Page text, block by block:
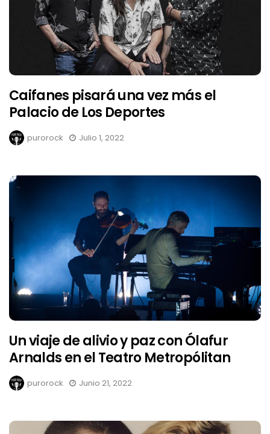
Caifanes pisará una vez más el
Palacio de Los Deportes
purorock Julio 1, 2022
Un viaje de alivio y paz con Ólafur
Arnalds en el Teatro Metropólitan
purorock Junio 21, 2022